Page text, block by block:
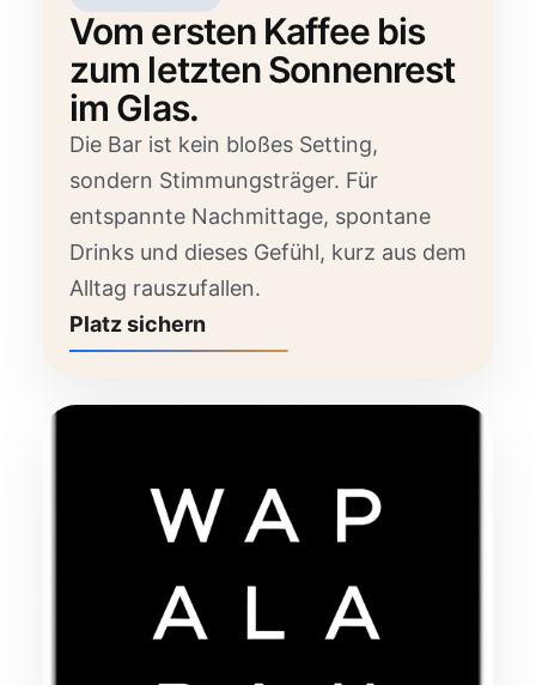
Vom ersten Kaffee bis
zum letzten Sonnenrest
im Glas.
Die Bar ist kein bloßes Setting,
sondern Stimmungsträger. Für
entspannte Nachmittage, spontane
Drinks und dieses Gefühl, kurz aus dem
Alltag rauszufallen.
Platz sichern